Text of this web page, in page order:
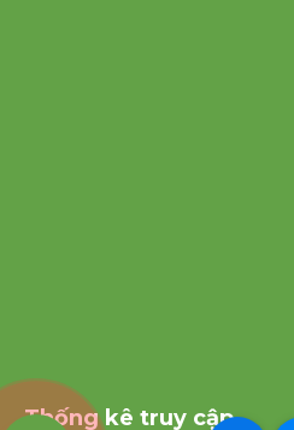
Thống kê truy cập